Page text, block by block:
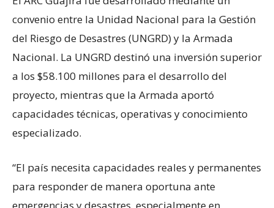
convenio entre la Unidad Nacional para la Gestión
del Riesgo de Desastres (UNGRD) y la Armada
Nacional. La UNGRD destinó una inversión superior
a los $58.100 millones para el desarrollo del
proyecto, mientras que la Armada aportó
capacidades técnicas, operativas y conocimiento
especializado.
“El país necesita capacidades reales y permanentes
para responder de manera oportuna ante
emergencias y desastres, especialmente en